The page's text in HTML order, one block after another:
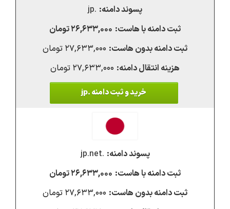
.jp
۲۶,۶۳۳,۰۰۰ تومان
۲۷,۶۳۳,۰۰۰ تومان
۲۷,۶۳۳,۰۰۰ تومان
خرید و ثبت دامنه .jp
.jp.net
۲۶,۶۳۳,۰۰۰ تومان
۲۷,۶۳۳,۰۰۰ تومان